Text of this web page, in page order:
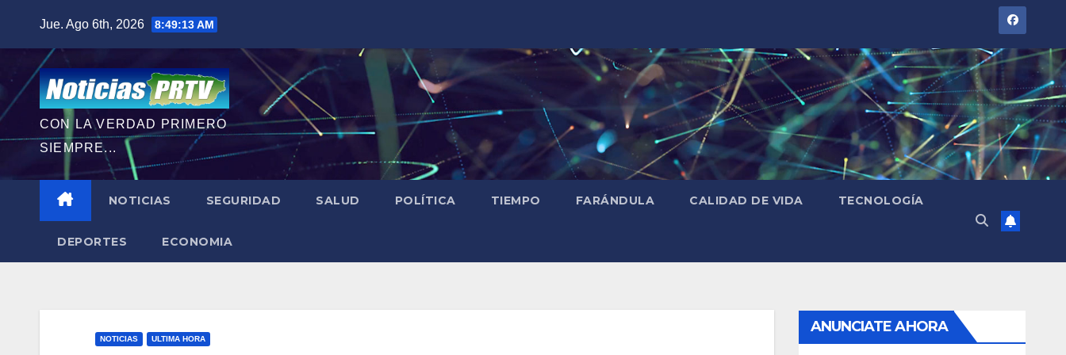
contenido
Jue. Ago 6th, 2026 8:49:14 AM
CON LA VERDAD PRIMERO
SIEMPRE...
NOTICIAS SEGURIDAD SALUD POLÍTICA TIEMPO FARÁNDULA CALIDAD DE VIDA TECNOLOGÍA
DEPORTES ECONOMIA
NOTICIAS ULTIMA HORA
ANUNCIATE AHORA